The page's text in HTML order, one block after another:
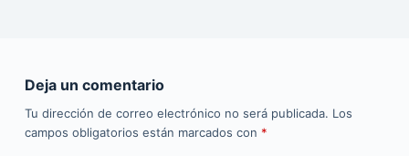
Deja un comentario
Tu dirección de correo electrónico no será publicada. Los
campos obligatorios están marcados con *